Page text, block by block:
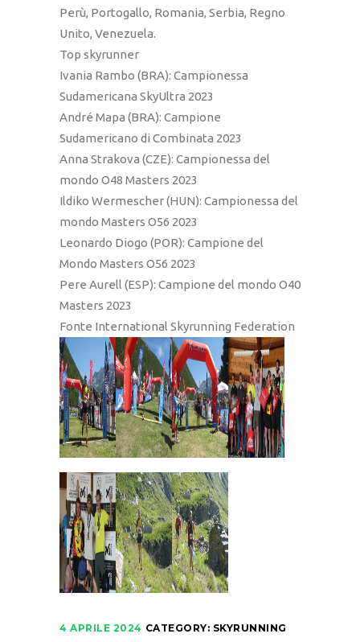
Perù, Portogallo, Romania, Serbia, Regno
Unito, Venezuela.
Top skyrunner
Ivania Rambo (BRA): Campionessa
Sudamericana SkyUltra 2023
André Mapa (BRA): Campione
Sudamericano di Combinata 2023
Anna Strakova (CZE): Campionessa del
mondo O48 Masters 2023
Ildiko Wermescher (HUN): Campionessa del
mondo Masters O56 2023
Leonardo Diogo (POR): Campione del
Mondo Masters O56 2023
Pere Aurell (ESP): Campione del mondo O40
Masters 2023
Fonte International Skyrunning Federation
4 APRILE 2024 CATEGORY: SKYRUNNING